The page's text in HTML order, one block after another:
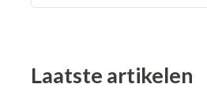
Laatste artikelen